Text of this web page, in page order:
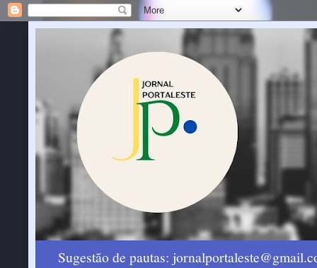
Sugestão de pautas: